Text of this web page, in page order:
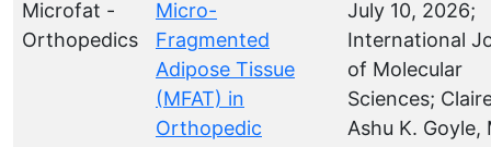
Orthopedics
Fragmented
Adipose Tissue
(MFAT) in
Orthopedic
Regenerative
International
of Molecular
Sciences;
Ashu K. Goyle,
Guirguis, Alan